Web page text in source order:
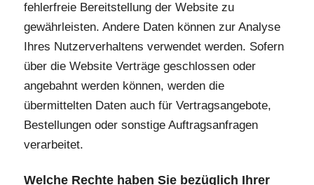
fehlerfreie Bereitstellung der Website zu
gewährleisten. Andere Daten können zur Analyse
Ihres Nutzerverhaltens verwendet werden. Sofern
über die Website Verträge geschlossen oder
angebahnt werden können, werden die
übermittelten Daten auch für Vertragsangebote,
Bestellungen oder sonstige Auftragsanfragen
verarbeitet.
Welche Rechte haben Sie bezüglich Ihrer